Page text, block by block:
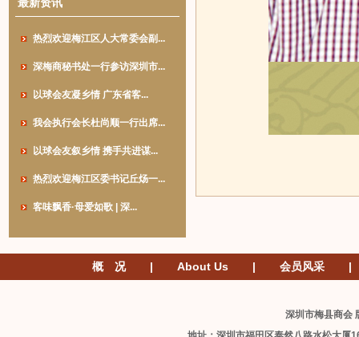
热烈欢迎梅江区人大常委会副...
深梅商秘书处一行参访深圳市...
以球会友凝乡情 广东省客...
我会执行会长杜尚顺一行出席...
以球会友叙乡情 携手共进谋...
热烈欢迎梅江区委书记丘炀一...
客味飘香·母爱如歌 | 深...
概 况 | About Us | 会员风采 |
深圳市梅县商